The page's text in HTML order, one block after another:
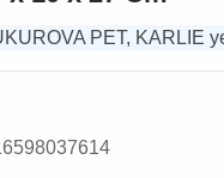
PET, KARLIE